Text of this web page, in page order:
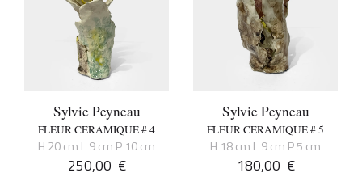
Sylvie Peyneau
FLEUR CERAMIQUE # 4
H 20 cm L 9 cm P 10 cm
250,00 €
Sylvie Peyneau
FLEUR CERAMIQUE # 5
H 18 cm L 9 cm P 5 cm
180,00 €